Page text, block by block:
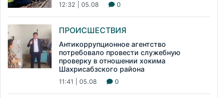
12:32 | 05.08 0
ПРОИСШЕСТВИЯ
Антикоррупционное агентство
потребовало провести служебную
проверку в отношении хокима
Шахрисабзского района
11:41 | 05.08 0